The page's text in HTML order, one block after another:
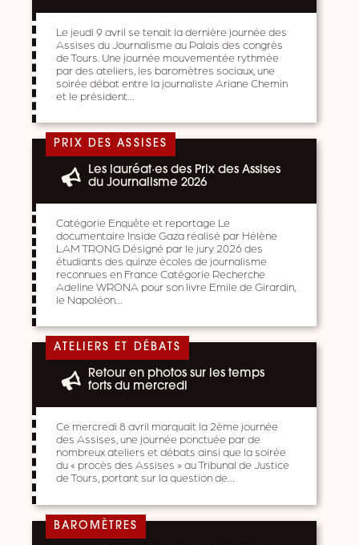
Le jeudi 9 avril se tenait la dernière journée des
Assises du Journalisme au Palais des congrès
de Tours. Une journée mouvementée rythmée
par des ateliers, les baromètres sociaux, une
soirée débat entre la journaliste Ariane Chemin
et le président…
PRIX DES ASSISES
Les lauréat·es des Prix des Assises
du Journalisme 2026
Catégorie Enquête et reportage Le
documentaire Inside Gaza réalisé par Hélène
LAM TRONG Désigné par le jury 2026 des
étudiants des quinze écoles de journalisme
reconnues en France Catégorie Recherche
Adeline WRONA pour son livre Emile de Girardin,
le Napoléon…
ATELIERS ET DÉBATS
Retour en photos sur les temps
forts du mercredi
Ce mercredi 8 avril marquait la 2ème journée
des Assises, une journée ponctuée par de
nombreux ateliers et débats ainsi que la soirée
du « procès des Assises » au Tribunal de Justice
de Tours, portant sur la question de…
BAROMÈTRES